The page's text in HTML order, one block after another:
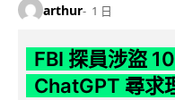
arthur 1 日
FBI 探員涉盜
ChatGPT 尋求